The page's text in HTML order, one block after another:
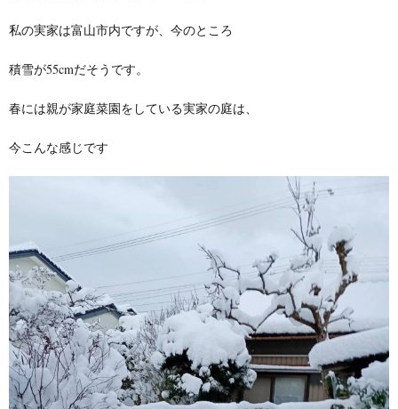
私の実家は富山市内ですが、今のところ
積雪が55cmだそうです。
春には親が家庭菜園をしている実家の庭は、
今こんな感じです